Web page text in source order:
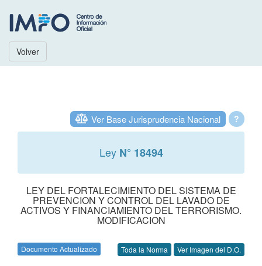
Volver
?
Ver Base Jurisprudencia Nacional
Ley N° 18494
LEY DEL FORTALECIMIENTO DEL SISTEMA DE
PREVENCION Y CONTROL DEL LAVADO DE
ACTIVOS Y FINANCIAMIENTO DEL TERRORISMO.
MODIFICACION
Documento Actualizado Toda la Norma Ver Imagen del D.O.